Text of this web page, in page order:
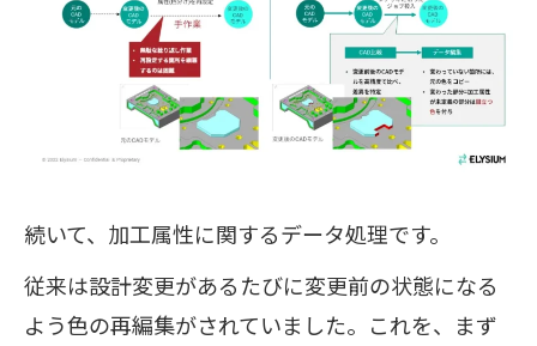
続いて、加工属性に関するデータ処理です。
従来は設計変更があるたびに変更前の状態になる
よう色の再編集がされていました。これを、まず